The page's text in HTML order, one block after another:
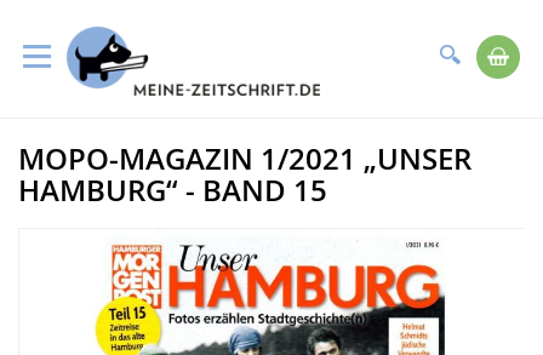
Suche
zum
Inhalt
Zum
Ende
der
MOPO-MAGAZIN 1/2021 „UNSER
HAMBURG“ - BAND 15